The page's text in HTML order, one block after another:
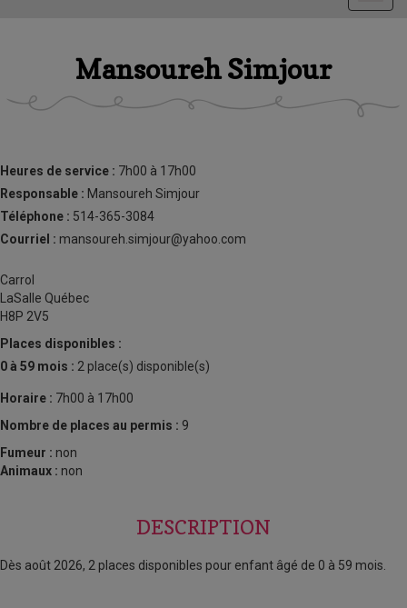
Mansoureh Simjour
Heures de service : 7h00 à 17h00
Responsable : Mansoureh Simjour
Téléphone : 514-365-3084
Courriel : mansoureh.simjour@yahoo.com
Carrol
LaSalle Québec
H8P 2V5
Places disponibles :
0 à 59 mois : 2 place(s) disponible(s)
Horaire : 7h00 à 17h00
Nombre de places au permis : 9
Fumeur : non
Animaux : non
DESCRIPTION
Dès août 2026, 2 places disponibles pour enfant âgé de 0 à 59 mois.